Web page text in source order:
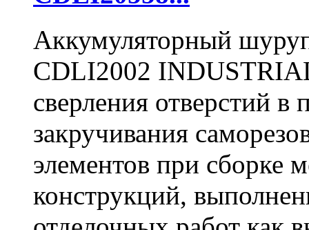
Аккумуляторный
CDLI2002
сверления отверстий в
закручивания
элементов при сборке
конструкций,